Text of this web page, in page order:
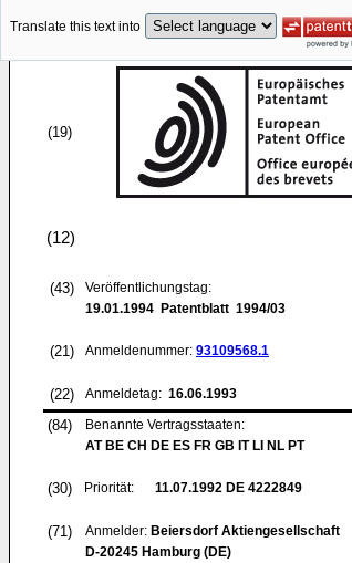
Translate this text into
(19)
(12)
(43)
Veröffentlichungstag:
19.01.1994 Patentblatt 1994/03
(21) Anmeldenummer: 93109568.1
(22) Anmeldetag: 16.06.1993
(84)
Benannte Vertragsstaaten:
AT BE CH DE ES FR GB IT LI NL PT
(30) Priorität: 11.07.1992 DE 4222849
(71) Anmelder: Beiersdorf Aktiengesellschaft
D-20245 Hamburg (DE)